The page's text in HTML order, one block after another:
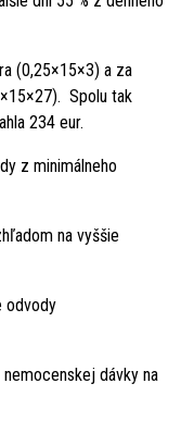
(0,25×15×3) a za
Spolu tak
234 eur.
z minimálneho
na vyššie
odvody
dávky na